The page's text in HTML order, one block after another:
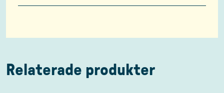
Relaterade produkter